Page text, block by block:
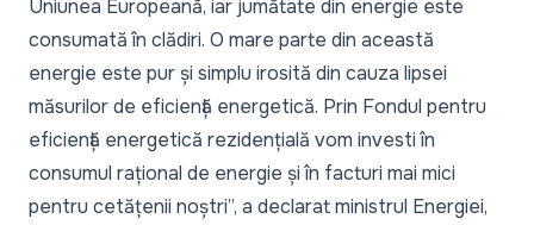
Uniunea Europeană, iar jumătate din energie este
consumată în clădiri. O mare parte din această
energie este pur și simplu irosită din cauza lipsei
măsurilor de eficiență energetică. Prin Fondul pentru
eficiență energetică rezidențială vom investi în
consumul rațional de energie și în facturi mai mici
pentru cetățenii noștri”, a declarat ministrul Energiei,